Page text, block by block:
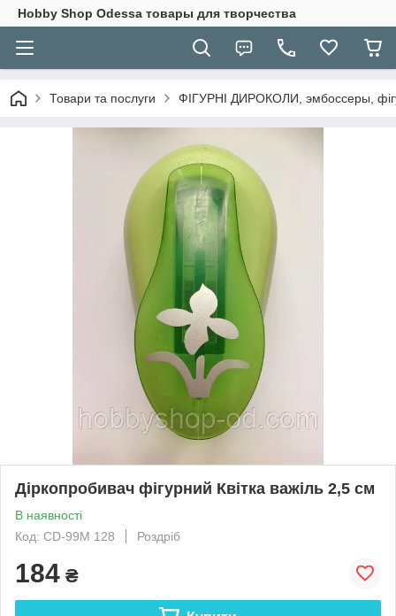
Hobbу Shop Odessa товары для творчества
Товари та послуги ФІГУРНІ ДИРОКОЛИ, эмбоссеры,
Діркопробивач фігурний Квітка важіль 2,5 см
В наявності
Код: CD-99M 128
Роздріб
184 ₴